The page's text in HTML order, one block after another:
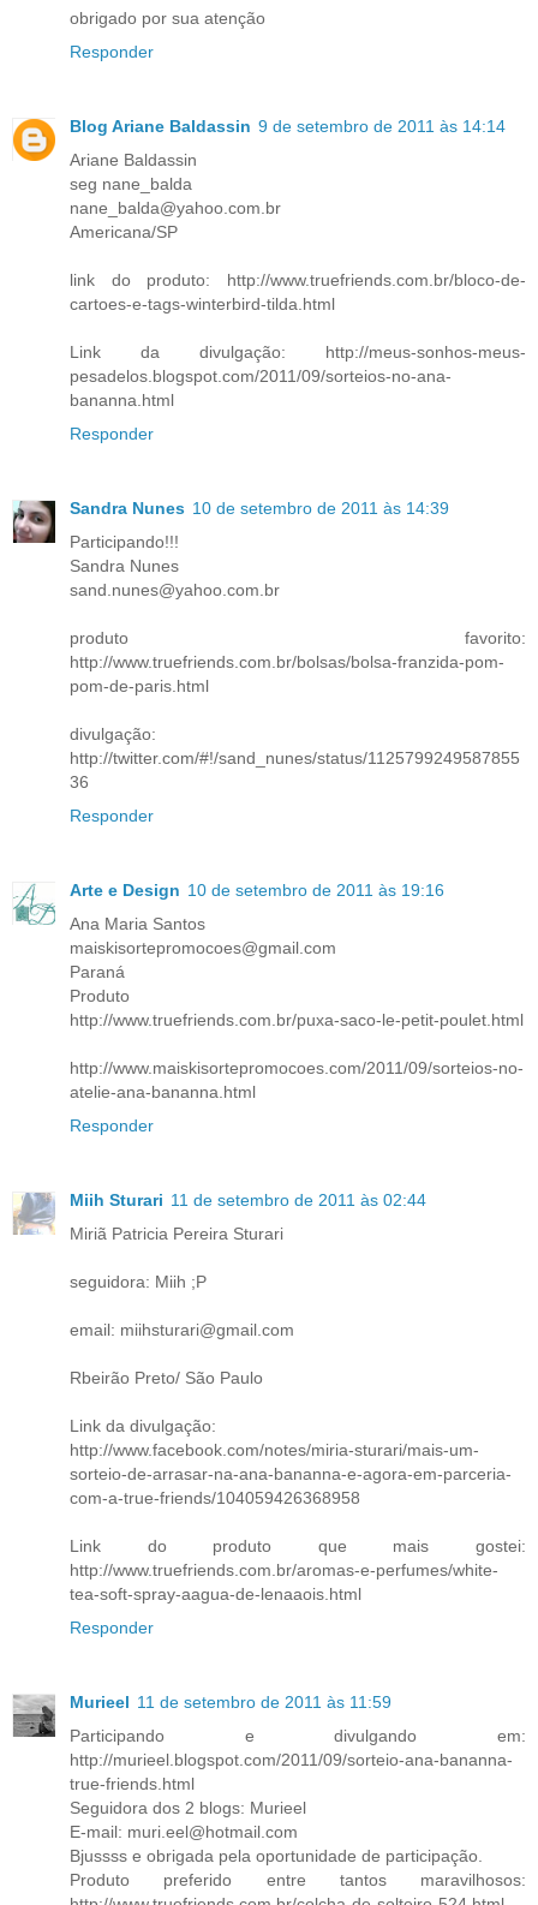
obrigado por sua atenção
Responder
Blog Ariane Baldassin 9 de setembro de 2011 às 14:14
Ariane Baldassin
seg nane_balda
nane_balda@yahoo.com.br
Americana/SP
link do produto: http://www.truefriends.com.br/bloco-de-
cartoes-e-tags-winterbird-tilda.html
Link da divulgação: http://meus-sonhos-meus-
pesadelos.blogspot.com/2011/09/sorteios-no-ana-
bananna.html
Responder
Sandra Nunes 10 de setembro de 2011 às 14:39
Participando!!!
Sandra Nunes
sand.nunes@yahoo.com.br
produto favorito:
http://www.truefriends.com.br/bolsas/bolsa-franzida-pom-
pom-de-paris.html
divulgação:
http://twitter.com/#!/sand_nunes/status/1125799249587855
36
Responder
Arte e Design 10 de setembro de 2011 às 19:16
Ana Maria Santos
maiskisortepromocoes@gmail.com
Paraná
Produto
http://www.truefriends.com.br/puxa-saco-le-petit-poulet.html
http://www.maiskisortepromocoes.com/2011/09/sorteios-no-
atelie-ana-bananna.html
Responder
Miih Sturari 11 de setembro de 2011 às 02:44
Miriã Patricia Pereira Sturari
seguidora: Miih ;P
email: miihsturari@gmail.com
Rbeirão Preto/ São Paulo
Link da divulgação:
http://www.facebook.com/notes/miria-sturari/mais-um-
sorteio-de-arrasar-na-ana-bananna-e-agora-em-parceria-
com-a-true-friends/104059426368958
Link do produto que mais gostei:
http://www.truefriends.com.br/aromas-e-perfumes/white-
tea-soft-spray-aagua-de-lenaaois.html
Responder
Murieel 11 de setembro de 2011 às 11:59
Participando e divulgando em:
http://murieel.blogspot.com/2011/09/sorteio-ana-bananna-
true-friends.html
Seguidora dos 2 blogs: Murieel
E-mail: muri.eel@hotmail.com
Bjussss e obrigada pela oportunidade de participação.
Produto preferido entre tantos maravilhosos: